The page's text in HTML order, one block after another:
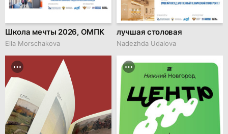
Школа мечты 2026, ОМПК
Ella Morschakova
лучшая столовая
Nadezhda Udalova